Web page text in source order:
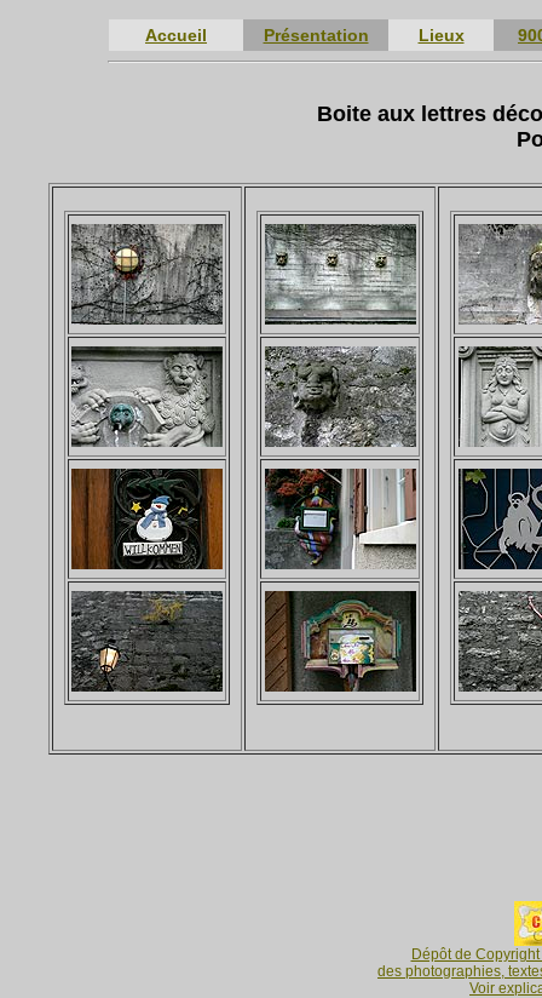
Accueil Présentation Lieux
Boite aux lettres
Dépôt de
des photographies,
Voir